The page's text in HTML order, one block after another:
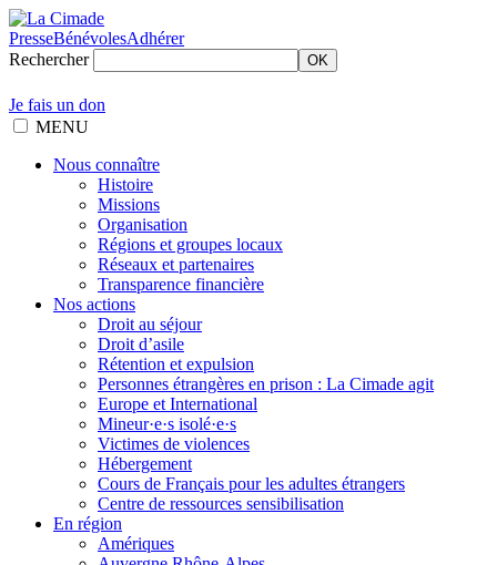
PresseBénévolesAdhérer
Rechercher
OK
Je fais un don
MENU
Nous connaître
Histoire
Missions
Organisation
Régions et groupes locaux
Réseaux et partenaires
Transparence financière
Nos actions
Droit au séjour
Droit d’asile
Rétention et expulsion
Personnes étrangères en prison : La Cimade agit
Europe et International
Mineur·e·s isolé·e·s
Victimes de violences
Hébergement
Cours de Français pour les adultes étrangers
Centre de ressources sensibilisation
En région
Amériques